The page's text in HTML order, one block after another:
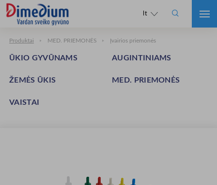
lt 
Produktai MED. PRIEMONĖS Įvairios priemonės
ŪKIO GYVŪNAMS AUGINTINIAMS
ŽEMĖS ŪKIS MED. PRIEMONĖS
VAISTAI